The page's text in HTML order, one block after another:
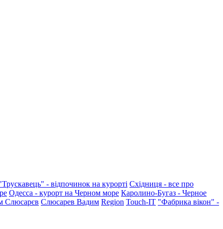
- відпочинок на курорті Східниця - все про
Одесса - курорт на Черном море Каролино-Бугаз - Черное
Слюсарєв Слюсарев Вадим Region Touch-IT "Фабрика вікон" -